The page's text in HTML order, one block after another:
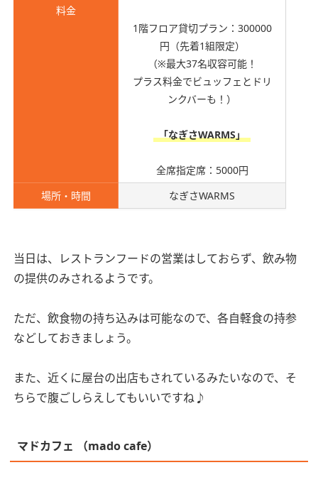
料金
1階フロア貸切プラン：300000
円（先着1組限定）
（※最大37名収容可能！
プラス料金でビュッフェとドリ
ンクバーも！）
「なぎさWARMS」
全席指定席：5000円
場所・時間
なぎさWARMS
当日は、レストランフードの営業はしておらず、飲み物
の提供のみされるようです。
ただ、飲食物の持ち込みは可能なので、各自軽食の持参
などしておきましょう。
また、近くに屋台の出店もされているみたいなので、そ
ちらで腹ごしらえしてもいいですね♪
マドカフェ （mado cafe）